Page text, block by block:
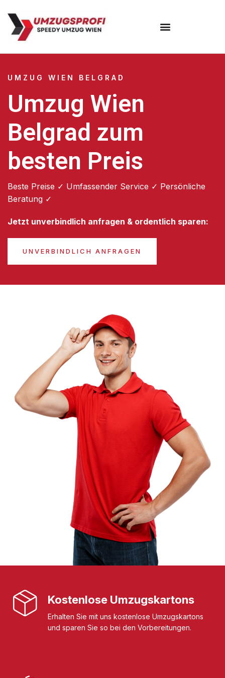
UMZUG WIEN BELGRAD
Umzug Wien
Belgrad zum
besten Preis
Beste Preise ✓ Umfassender Service ✓ Persönliche
Beratung ✓
Jetzt unverbindlich anfragen & ordentlich sparen:
UNVERBINDLICH ANFRAGEN
Kostenlose Umzugskartons
Erhalten Sie mit uns kostenlose Umzugskartons
und sparen Sie so bei den Vorbereitungen.